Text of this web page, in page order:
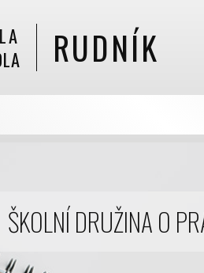
RUDNÍK
ŠKOLNÍ DRUŽINA O